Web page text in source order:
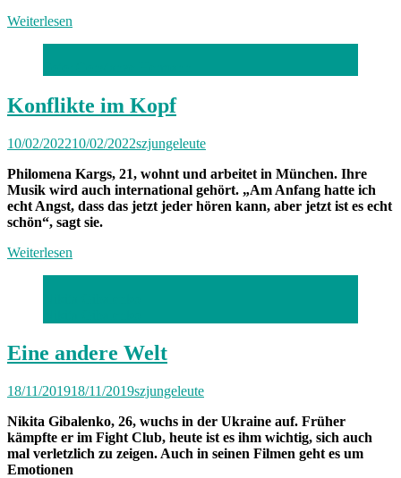
Weiterlesen
Konflikte im Kopf
10/02/202210/02/2022szjungeleute
Philomena Kargs, 21, wohnt und arbeitet in München. Ihre
Musik wird auch international gehört. „Am Anfang hatte ich
echt Angst, dass das jetzt jeder hören kann, aber jetzt ist es echt
schön“, sagt sie.
Weiterlesen
Eine andere Welt
18/11/201918/11/2019szjungeleute
Nikita Gibalenko, 26, wuchs in der Ukraine auf. Früher
kämpfte er im Fight Club, heute ist es ihm wichtig, sich auch
mal verletzlich zu zeigen. Auch in seinen Filmen geht es um
Emotionen